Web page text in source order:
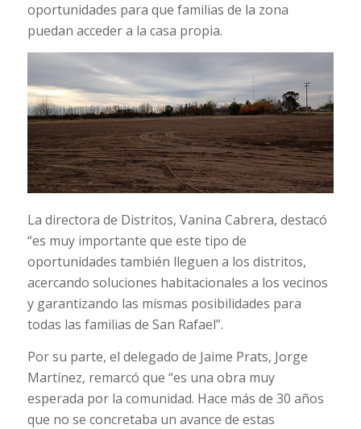
oportunidades para que familias de la zona
puedan acceder a la casa propia.
La directora de Distritos, Vanina Cabrera, destacó
“es muy importante que este tipo de
oportunidades también lleguen a los distritos,
acercando soluciones habitacionales a los vecinos
y garantizando las mismas posibilidades para
todas las familias de San Rafael”.
Por su parte, el delegado de Jaime Prats, Jorge
Martínez, remarcó que “es una obra muy
esperada por la comunidad. Hace más de 30 años
que no se concretaba un avance de estas